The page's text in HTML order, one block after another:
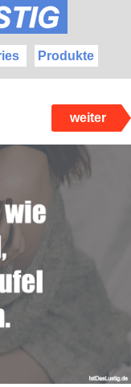
Produkte
weiter